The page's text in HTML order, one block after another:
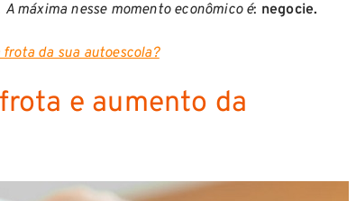
A máxima nesse momento econômico é: negocie.
da sua autoescola?
e aumento da